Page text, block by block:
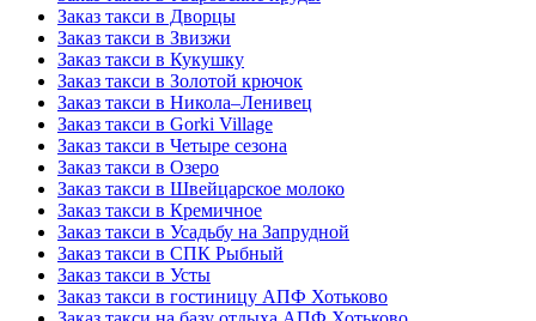
Заказ такси в Дворцы
Заказ такси в Звизжи
Заказ такси в Кукушку
Заказ такси в Золотой крючок
Заказ такси в Никола–Ленивец
Заказ такси в Gorki Village
Заказ такси в Четыре сезона
Заказ такси в Озеро
Заказ такси в Швейцарское молоко
Заказ такси в Кремичное
Заказ такси в Усадьбу на Запрудной
Заказ такси в СПК Рыбный
Заказ такси в Усты
Заказ такси в гостиницу АПФ Хотьково